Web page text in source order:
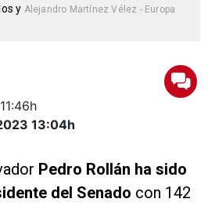
y Alejandro Martínez Vélez - Europa
11:46h
13:04h
Pedro Rollán ha sido
del Senado con 142